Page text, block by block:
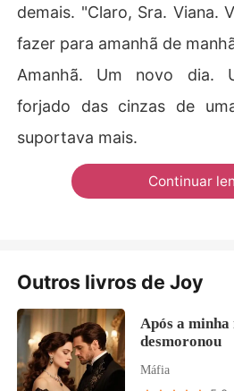
demais. "Claro, Sra. Viana.
fazer para amanhã de
Amanhã. Um novo dia.
forjado das cinzas de
suportava mais.
Continuar
Outros livros de Joy
Após a minha
desmoronou
Máfia